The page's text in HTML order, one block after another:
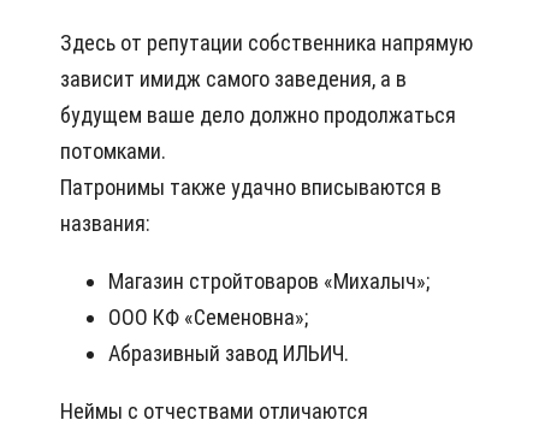
Здесь от репутации собственника напрямую
зависит имидж самого заведения, а в
будущем ваше дело должно продолжаться
потомками.
Патронимы также удачно вписываются в
названия:
Магазин стройтоваров «Михалыч»;
ООО КФ «Семеновна»;
Абразивный завод ИЛЬИЧ.
Неймы с отчествами отличаются